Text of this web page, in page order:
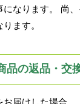
なります。 尚
ます。
品の返品・交